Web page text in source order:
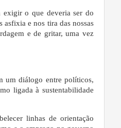
exigir o que deveria ser do
asfixia e nos tira das nossas
e de gritar, uma vez
um diálogo entre políticos,
ligada à sustentabilidade
linhas de orientação